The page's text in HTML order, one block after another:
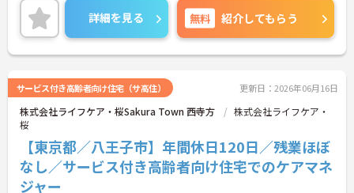
策ポイントなど、さらに詳細をお話しいたしますの
でお気軽にご相談ください。
詳細を見る 無料 紹介してもらう
サービス付き高齢者向け住宅（サ高住） 更新日：2026年06月16日
株式会社ライフケア・桜Sakura Town 西寺方
株式会社ライフケア・
桜
【東京都／八王子市】年間休日120日／残業ほぼ
なし／サービス付き高齢者向け住宅でのケアマネ
ジャー